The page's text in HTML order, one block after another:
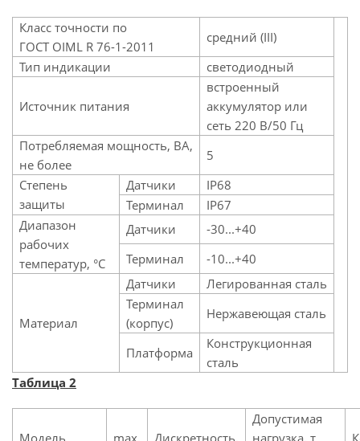
Класс точности по
ГОСТ OIML R 76-1-2011
средний (III)
Тип индикации
светодиодный
Источник питания
встроенный
аккумулятор или
сеть 220 В/50 Гц
Потребляемая мощность, ВА,
не более
5
Степень
защиты
Датчики
IP68
Терминал
IP67
Диапазон
рабочих
температур, °C
Датчики
-30...+40
Терминал
-10...+40
Материал
Датчики
Легированная сталь
Терминал
(корпус)
Нержавеющая сталь
Платформа
Конструкционная
сталь
Таблица 2
Модель
max,
Дискретность,
Допустимая
нагрузка, т